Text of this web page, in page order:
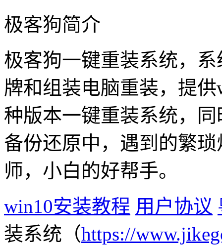
极客狗简介
极客狗一键重装系统，
牌和组装电脑重装，提
种版本一键重装系统，
备份还原中，遇到的繁
师，小白的好帮手。
win10安装教程 用户协议
装系统（https://